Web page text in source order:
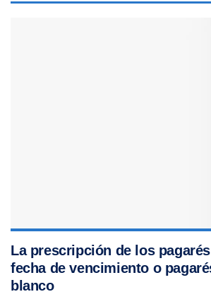
La prescripción de los
fecha de vencimiento o
blanco